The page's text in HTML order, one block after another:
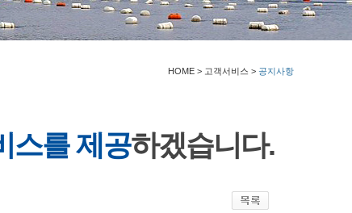
HOME > 고객서비스 > 공지사항
스를 제공하겠습니다.